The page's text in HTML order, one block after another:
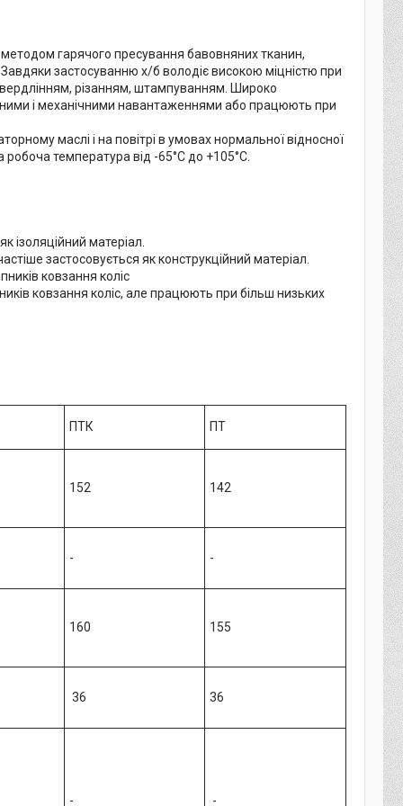
гарячого пресування бавовняних тканин,
застосуванню х/б володіє високою міцністю при
різанням, штампуванням. Широко
і механічними навантаженнями або працюють при
маслі і на повітрі в умовах нормальної відносної
температура від -65°С до +105°С.
ізоляційний матеріал.
застосовується як конструкційний матеріал.
ковзання коліс
ковзання коліс, але працюють при більш низьких
ПТК ПТ
152 142
- -
160 155
36 36
- -